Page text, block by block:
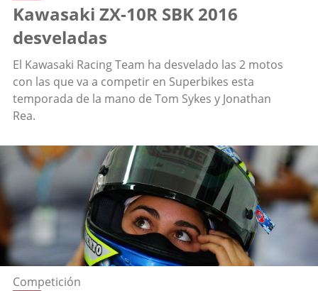
Kawasaki ZX-10R SBK 2016
desveladas
El Kawasaki Racing Team ha desvelado las 2 motos
con las que va a competir en Superbikes esta
temporada de la mano de Tom Sykes y Jonathan
Rea.
Competición